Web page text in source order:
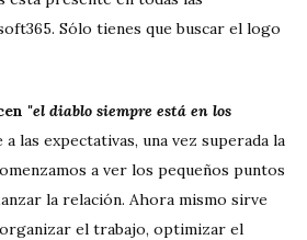
Sólo tienes que buscar el logo
"el diablo siempre está en los
las expectativas, una vez superada la
a ver los pequeños puntos
la relación. Ahora mismo sirve
el trabajo, optimizar el